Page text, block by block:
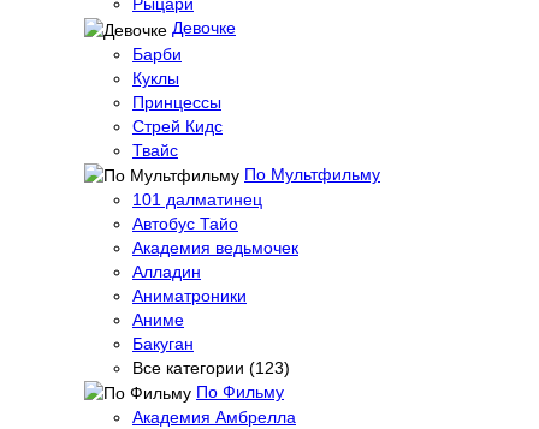
Рыцари
Девочке
Барби
Куклы
Принцессы
Стрей Кидс
Твайс
По Мультфильму
101 далматинец
Автобус Тайо
Академия ведьмочек
Алладин
Аниматроники
Аниме
Бакуган
Все категории (123)
По Фильму
Академия Амбрелла